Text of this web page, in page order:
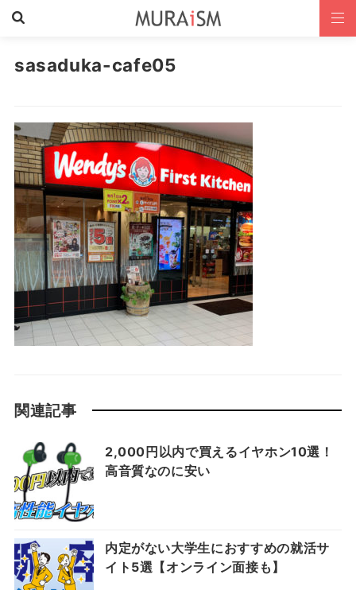
sasaduka-cafe05
関連記事
2,000円以内で買えるイヤホン10選！
高音質なのに安い
内定がない大学生におすすめの就活サ
イト5選【オンライン面接も】